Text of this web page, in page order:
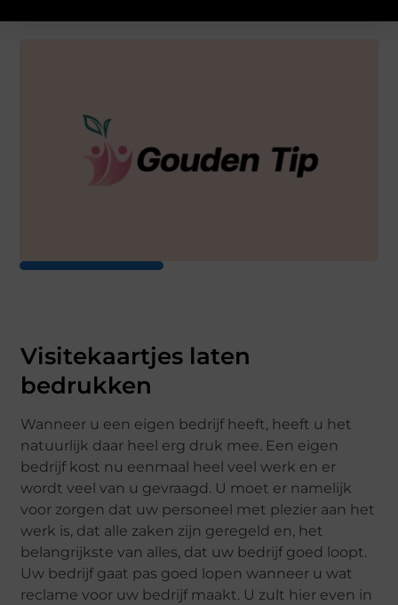
Visitekaartjes laten
bedrukken
Wanneer u een eigen bedrijf heeft, heeft u het
natuurlijk daar heel erg druk mee. Een eigen
bedrijf kost nu eenmaal heel veel werk en er
wordt veel van u gevraagd. U moet er namelijk
voor zorgen dat uw personeel met plezier aan het
werk is, dat alle zaken zijn geregeld en, het
belangrijkste van alles, dat uw bedrijf goed loopt.
Uw bedrijf gaat pas goed lopen wanneer u wat
reclame voor uw bedrijf maakt. U zult hier even in